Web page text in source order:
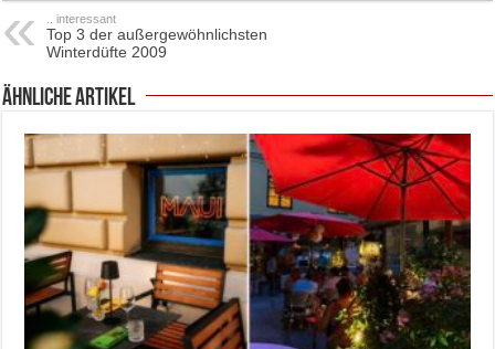
.. interessant
Top 3 der außergewöhnlichsten
Winterdüfte 2009
ähnliche Artikel